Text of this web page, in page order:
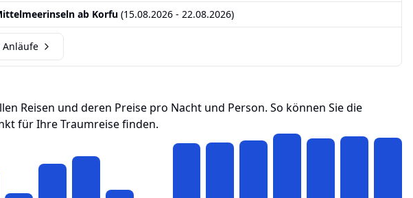
ab Korfu (15.08.2026 - 22.08.2026)
Anläufe
Reisen und deren Preise pro Nacht und Person. So können Sie die
für Ihre Traumreise finden.